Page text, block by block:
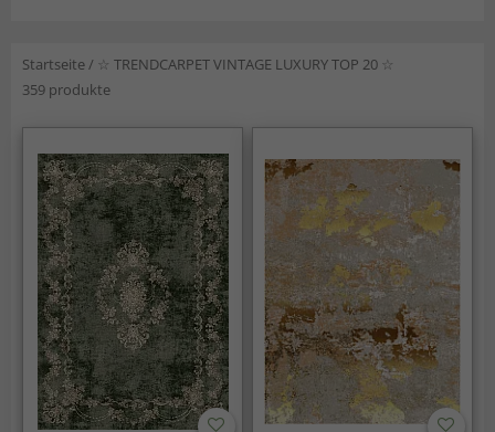
Startseite/ ☆ TRENDCARPET VINTAGE LUXURY TOP 20 ☆
359 produkte